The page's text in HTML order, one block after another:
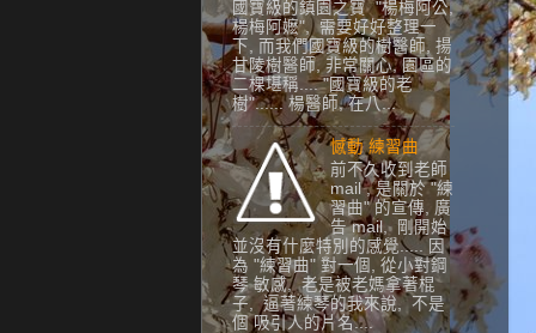
國寶級的鎮園之寶 "楊梅阿公,
楊梅阿嬷", 需要好好整理一
下, 而我們國寶級的樹醫師, 揚
甘陵樹醫師, 非常關心, 園區的
二棵堪稱.... "國寶級的老
樹"...... 楊醫師, 在八...
憾動 練習曲
前不久收到老師
mail , 是關於 "練
習曲" 的宣傳, 廣
告 mail, 剛開始
並沒有什麼特別的感覺..... 因
為 "練習曲" 對一個, 從小對鋼
琴 敏感, 老是被老媽拿著棍
子, 逼著練琴的我來說, 不是
個 吸引人的片名....